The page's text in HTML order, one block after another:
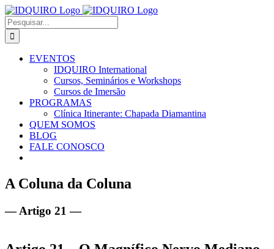
Ir
para
o
conteúdo
Facebook
Instagram
X
LinkedIn
E-
mail
Buscar
resultados
para:
EVENTOS
IDQUIRO International
Cursos, Seminários e Workshops
Cursos de Imersão
PROGRAMAS
Clínica Itinerante: Chapada Diamantina
QUEM SOMOS
BLOG
FALE CONOSCO
A Coluna da Coluna
— Artigo 21 —